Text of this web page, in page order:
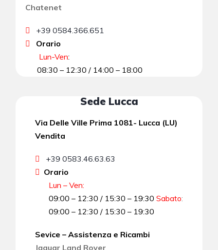
Chatenet
+39 0584.366.651
Orario
Lun-Ven:
08:30 – 12:30 / 14:00 – 18:00
Sede Lucca
Via Delle Ville Prima 1081- Lucca (LU)
Vendita
+39 0583.46.63.63
Orario
Lun – Ven:
09:00 – 12:30 / 15:30 – 19:30 Sabato:
09:00 – 12:30 / 15:30 – 19:30
Sevice – Assistenza e Ricambi
Jaguar Land Rover